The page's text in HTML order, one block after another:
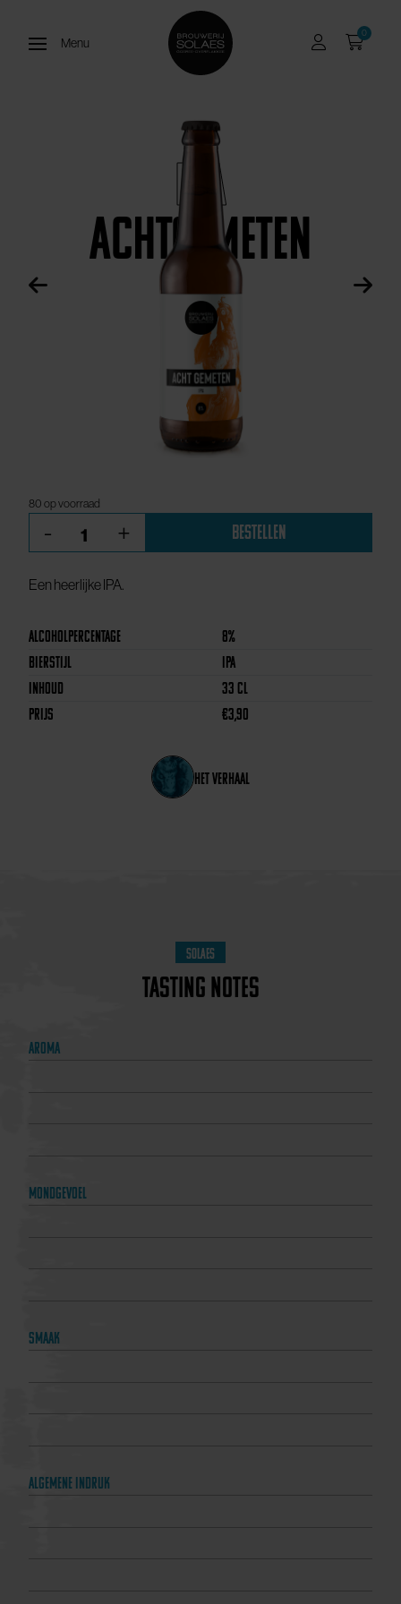
Open menuMenu
0
IPA
Achtgemeten
80 op voorraad
-
aantal
+ Bestellen
Een heerlijke IPA.
Alcoholpercentage
8%
Bierstijl
IPA
Inhoud
33 CL
Prijs
€3,90
het verhaal
Solaes
Tasting notes
Aroma
Mondgevoel
Smaak
Algemene indruk